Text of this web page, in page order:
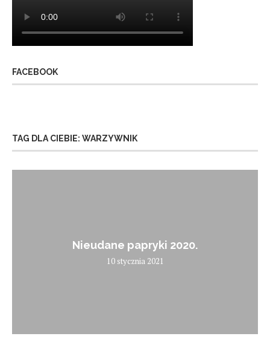
FACEBOOK
TAG DLA CIEBIE: WARZYWNIK
Nieudane papryki 2020.
10 stycznia 2021